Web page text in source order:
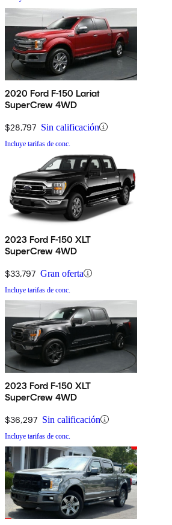
2020 Ford F-150 Lariat
SuperCrew 4WD
$28,797 Sin calificación
Incluye tarifas de conc.
2023 Ford F-150 XLT
SuperCrew 4WD
$33,797 Gran oferta
Incluye tarifas de conc.
2023 Ford F-150 XLT
SuperCrew 4WD
$36,297 Sin calificación
Incluye tarifas de conc.